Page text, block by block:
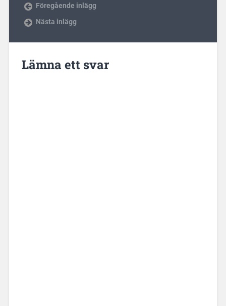
Föregående inlägg
Nästa inlägg
Lämna ett svar